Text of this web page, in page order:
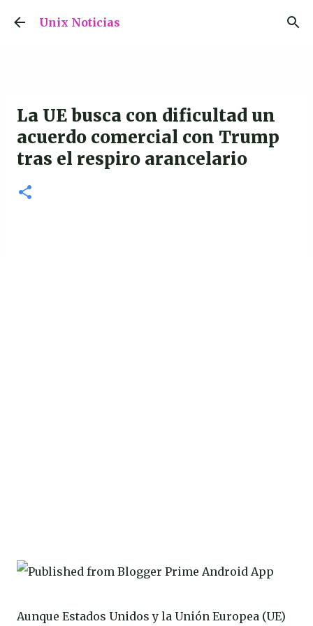
Ir al contenido principal
Unix Noticias
La UE busca con dificultad un
acuerdo comercial con Trump
tras el respiro arancelario
Aunque Estados Unidos y la Unión Europea (UE)